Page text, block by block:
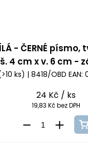
- ČERNÉ písmo,
4 cm x v. 6 cm -
ks) | 8418/OBD EAN:
24 Kč / ks
19,83 Kč bez DPH